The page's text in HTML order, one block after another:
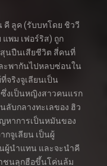
คี ลูค (รับบทโดย ชิววี
แพม เฟอร์ริส) ถูก
นปืนเสียชีวิต สี่คนที่
ะพากันไปหลบซ่อนใน
จริงจูเลียนเป็น
งเป็นหญิงสาวคนแรก
ลับกลางทะเลของ ฮิว
หาการเป็นหมันของ
กจูเลียน เป็นผู้
นผู้นำแทน และจะนำคี
ชนลุกฮือขึ้นโค่นล้ม